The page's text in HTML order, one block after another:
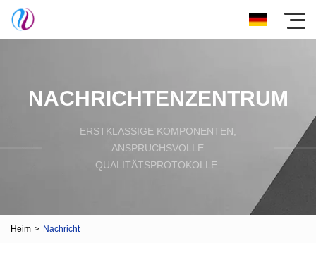
NACHRICHTENZENTRUM
ERSTKLASSIGE KOMPONENTEN,
ANSPRUCHSVOLLE
QUALITÄTSPROTOKOLLE.
Heim > Nachricht